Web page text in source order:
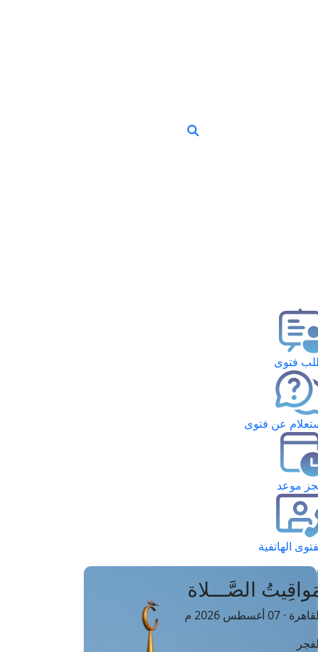
فتوى
عن فتوى
موعد
الهاتفية
الصَّـــلاة
· 07 أغسطس 2026 م